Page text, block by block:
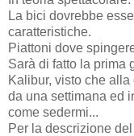
La bici dovrebbe
caratteristiche.
Piattoni dove
Sarà di fatto la prima
Kalibur, visto che alla
da una settimana ed
come sedermi...
Per la descrizione